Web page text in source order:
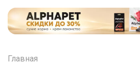
Главная